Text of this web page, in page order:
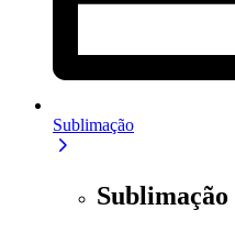
Sublimação
Sublimação